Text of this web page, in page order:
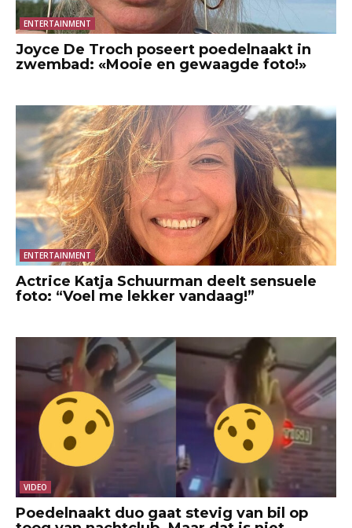
ENTERTAINMENT
Joyce De Troch poseert poedelnaakt in
zwembad: «Mooie en gewaagde foto!»
ENTERTAINMENT
Actrice Katja Schuurman deelt sensuele
foto: “Voel me lekker vandaag!”
VIDEO
Poedelnaakt duo gaat stevig van bil op